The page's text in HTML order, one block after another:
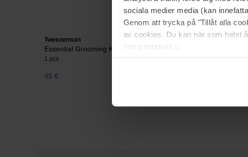
sociala medier media (kan
Genom att trycka på "Tillåt alla
av cookies. Du kan när som helst
Integritetspolicy.
Tweezerman
Essential Grooming Kit
1 pcs
45 €
Tweezerman